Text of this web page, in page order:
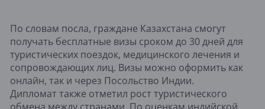
По словам посла, граждане Казахстана смогут
получать бесплатные визы сроком до 30 дней для
туристических поездок, медицинского лечения и
сопровождающих лиц. Визы можно оформить как
онлайн, так и через Посольство Индии.
Дипломат также отметил рост туристического